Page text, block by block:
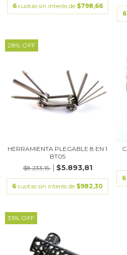
6 cuotas sin interés de $798,66
6
28% OFF
HERRAMIENTA PLEGABLE 8 EN 1
BT05
$8.233,15
$5.893,81
6 cuotas sin interés de $982,30
6
35% OFF